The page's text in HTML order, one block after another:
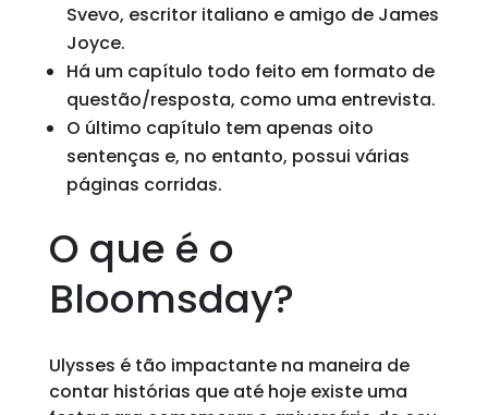
Svevo, escritor italiano e amigo de James
Joyce.
Há um capítulo todo feito em formato de
questão/resposta, como uma entrevista.
O último capítulo tem apenas oito
sentenças e, no entanto, possui várias
páginas corridas.
O que é o
Bloomsday?
Ulysses é tão impactante na maneira de
contar histórias que até hoje existe uma